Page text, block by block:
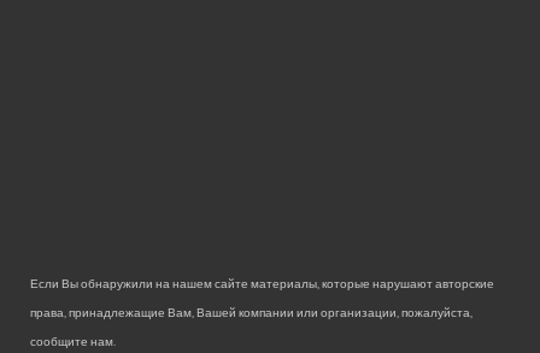
Если Вы обнаружили на нашем сайте материалы, которые нарушают авторские
права, принадлежащие Вам, Вашей компании или организации, пожалуйста,
сообщите нам.